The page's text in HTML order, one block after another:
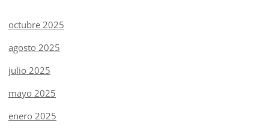
octubre 2025
agosto 2025
julio 2025
mayo 2025
enero 2025